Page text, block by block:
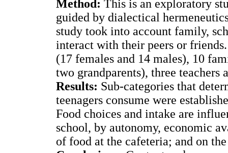
Method: This is an exploratory
guided by dialectical
study took into account family,
interact with their peers or
(17 females and 14 males), 10
two grandparents), three teachers
Results: Sub-categories that
teenagers consume were
Food choices and intake are
school, by autonomy, economic
of food at the cafeteria; and on